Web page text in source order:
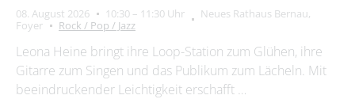
08. August 2026 10:30 – 11:30 Uhr
Neues Rathaus Bernau,
Foyer
Rock / Pop / Jazz
Leona Heine bringt ihre Loop-Station zum Glühen, ihre
Gitarre zum Singen und das Publikum zum Lächeln. Mit
beeindruckender Leichtigkeit erschafft …